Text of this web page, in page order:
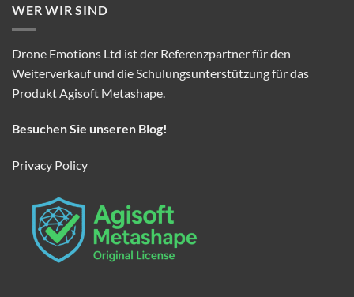
WER WIR SIND
Drone Emotions Ltd ist der Referenzpartner für den
Weiterverkauf und die Schulungsunterstützung für das
Produkt Agisoft Metashape.
Besuchen Sie unseren Blog!
Privacy Policy